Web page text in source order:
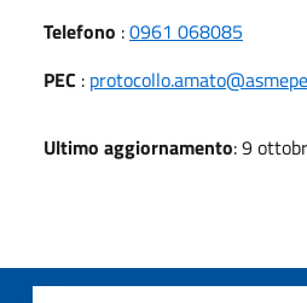
Telefono :0961 068085
PEC :
Ultimo aggiornamento: 9